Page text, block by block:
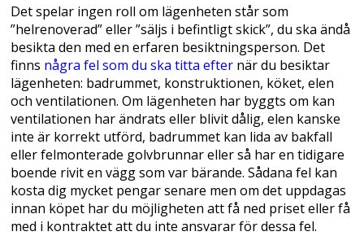
Det spelar ingen roll om lägenheten står som
”helrenoverad” eller ”säljs i befintligt skick”, du ska ändå
besikta den med en erfaren besiktningsperson. Det
finns några fel som du ska titta efter när du besiktar
lägenheten: badrummet, konstruktionen, köket, elen
och ventilationen. Om lägenheten har byggts om kan
ventilationen har ändrats eller blivit dålig, elen kanske
inte är korrekt utförd, badrummet kan lida av bakfall
eller felmonterade golvbrunnar eller så har en tidigare
boende rivit en vägg som var bärande. Sådana fel kan
kosta dig mycket pengar senare men om det uppdagas
innan köpet har du möjligheten att få ned priset eller få
med i kontraktet att du inte ansvarar för dessa fel.